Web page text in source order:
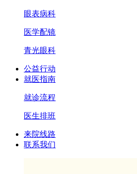
眼表病科
医学配镜
青光眼科
公益行动
就医指南
就诊流程
医生排班
来院线路
联系我们